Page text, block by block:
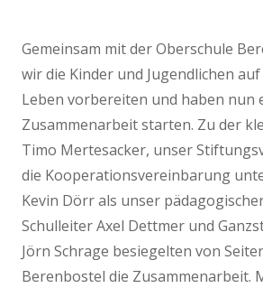
Gemeinsam mit der Oberschule
wir die Kinder und Jugendlichen
Leben vorbereiten und haben nun
Zusammenarbeit starten. Zu der
Timo Mertesacker, unser
die Kooperationsvereinbarung
Kevin Dörr als unser
Schulleiter Axel Dettmer und
Jörn Schrage besiegelten von
Berenbostel die Zusammenarbeit.